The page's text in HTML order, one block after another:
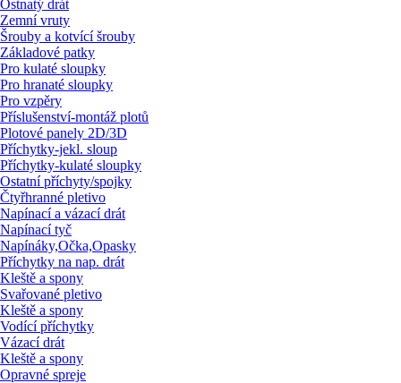
Ostnatý drát
Zemní vruty
Šrouby a kotvící šrouby
Základové patky
Pro kulaté sloupky
Pro hranaté sloupky
Pro vzpěry
Příslušenství-montáž plotů
Plotové panely 2D/3D
Příchytky-jekl. sloup
Příchytky-kulaté sloupky
Ostatní příchyty/spojky
Čtyřhranné pletivo
Napínací a vázací drát
Napínací tyč
Napínáky,Očka,Opasky
Příchytky na nap. drát
Kleště a spony
Svařované pletivo
Kleště a spony
Vodící příchytky
Vázací drát
Kleště a spony
Opravné spreje